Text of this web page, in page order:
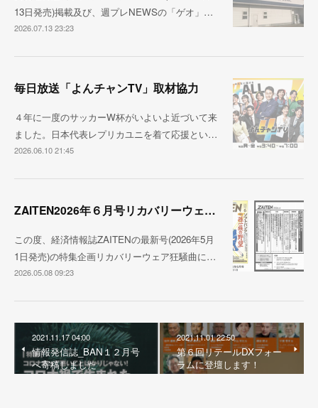
13日発売)掲載及び、週プレNEWSの「ゲオ」…
2026.07.13 23:23
毎日放送「よんチャンTV」取材協力
４年に一度のサッカーW杯がいよいよ近づいて来
ました。日本代表レプリカユニを着て応援とい…
2026.06.10 21:45
ZAITEN2026年６月号リカバリーウェア狂騒曲
この度、経済情報誌ZAITENの最新号(2026年5月
1日発売)の特集企画リカバリーウェア狂騒曲に…
2026.05.08 09:23
2021.11.17 04:00
情報発信誌_BAN１２月号
へ寄稿しました
2021.11.01 22:50
第６回リテールDXフォー
ラムに登壇します！